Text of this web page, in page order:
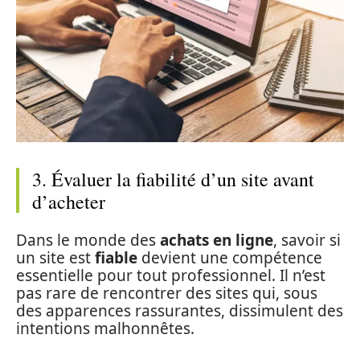
3. Évaluer la fiabilité d’un site avant
d’acheter
Dans le monde desachats en ligne, savoir si
un site estfiable devient une compétence
essentielle pour tout professionnel. Il n’est
pas rare de rencontrer des sites qui, sous
des apparences rassurantes, dissimulent des
intentions malhonnêtes.